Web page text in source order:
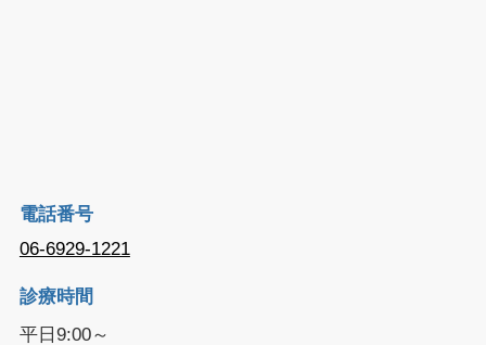
電話番号
06-6929-1221
診療時間
平日9:00～